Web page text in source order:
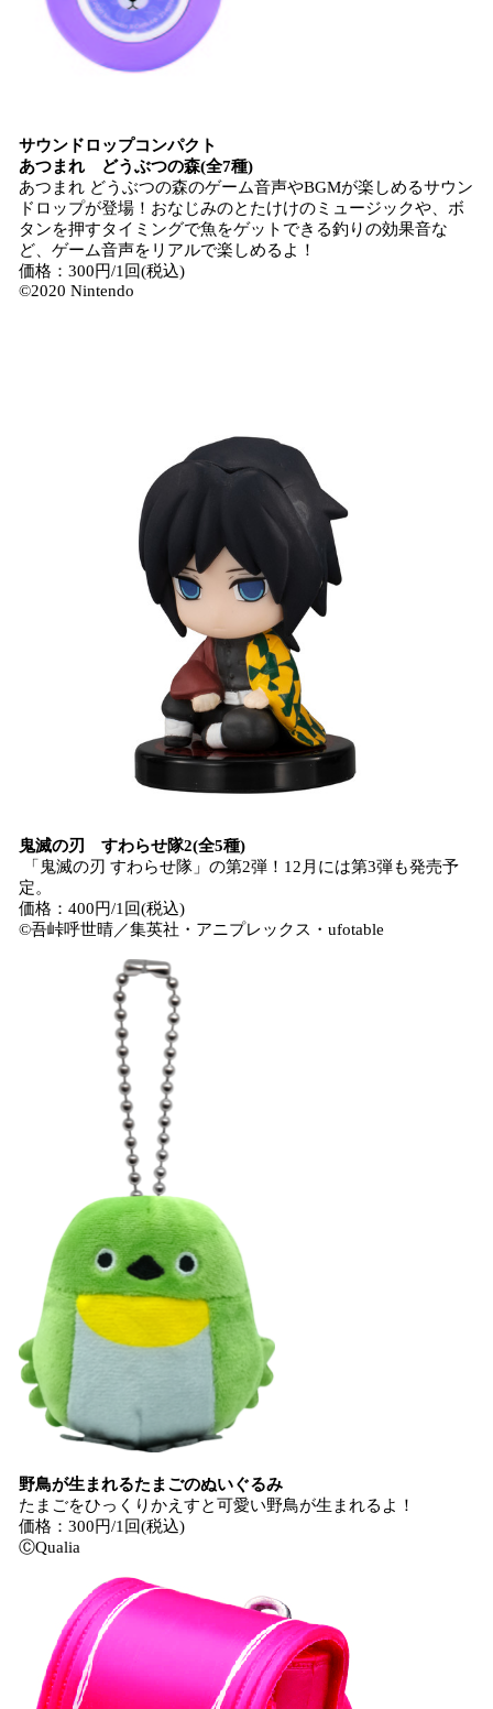
サウンドロップコンパクト
あつまれ どうぶつの森(全7種)
あつまれ どうぶつの森のゲーム音声やBGMが楽しめるサウン
ドロップが登場！おなじみのとたけけのミュージックや、ボ
タンを押すタイミングで魚をゲットできる釣りの効果音な
ど、ゲーム音声をリアルで楽しめるよ！
価格：300円/1回(税込)
©2020 Nintendo
鬼滅の刃 すわらせ隊2(全5種)
「鬼滅の刃 すわらせ隊」の第2弾！12月には第3弾も発売予
定。
価格：400円/1回(税込)
©吾峠呼世晴／集英社・アニプレックス・ufotable
野鳥が生まれるたまごのぬいぐるみ
たまごをひっくりかえすと可愛い野鳥が生まれるよ！
価格：300円/1回(税込)
ⒸQualia